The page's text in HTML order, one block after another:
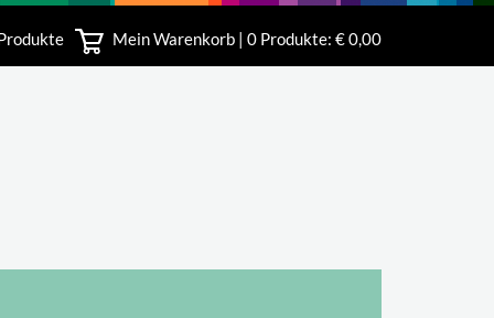
Mein Warenkorb | 0 Produkte: € 0,00